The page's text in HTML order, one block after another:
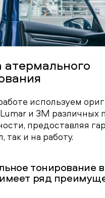
атермального
используем
и 3M различных
предоставляя
так и на работу.
тонирование
ряд